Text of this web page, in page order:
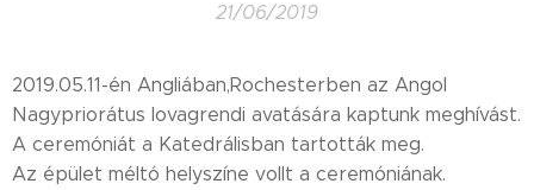
21/06/2019
2019.05.11-én Angliában,Rochesterben az Angol
Nagypriorátus lovagrendi avatására kaptunk meghívást.
A ceremóniát a Katedrálisban tartották meg.
Az épület méltó helyszíne vollt a ceremóniának.